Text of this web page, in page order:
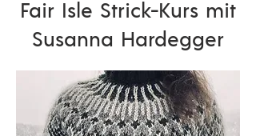
Fair Isle Strick-Kurs mit
Susanna Hardegger